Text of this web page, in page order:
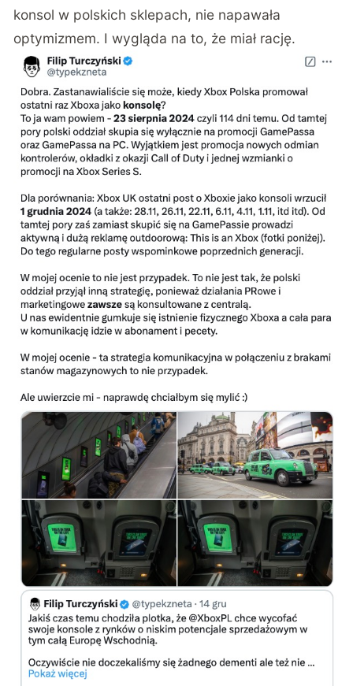
konsol w polskich sklepach, nie napawała
optymizmem. I wygląda na to, że miał rację.